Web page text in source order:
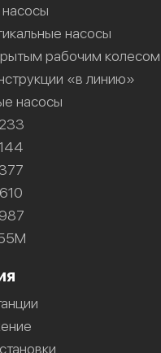
насосы
рабочим колесом
«в линию»
насосы